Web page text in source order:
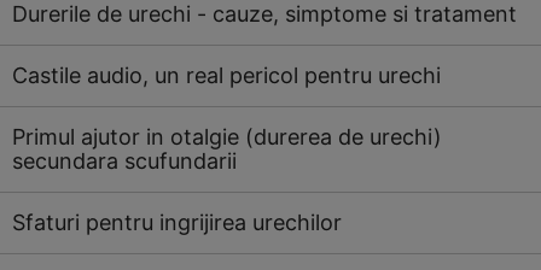
Durerile de urechi - cauze, simptome si tratament
Castile audio, un real pericol pentru urechi
Primul ajutor in otalgie (durerea de urechi)
secundara scufundarii
Sfaturi pentru ingrijirea urechilor